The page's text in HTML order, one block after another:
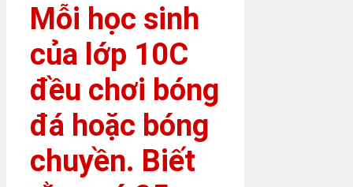
Mỗi học sinh
của lớp 10C
đều chơi bóng
đá hoặc bóng
chuyền. Biết